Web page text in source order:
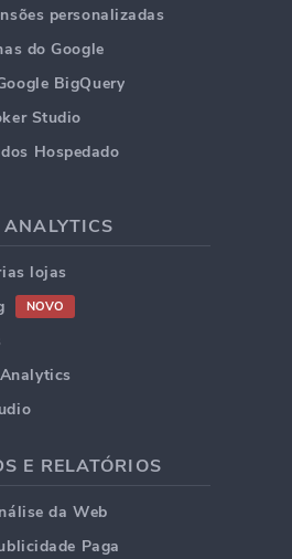
personalizadas
do Google
BigQuery
Studio
Hospedado
ANALYTICS
lojas
NOVO
E RELATÓRIOS
da Web
Paga